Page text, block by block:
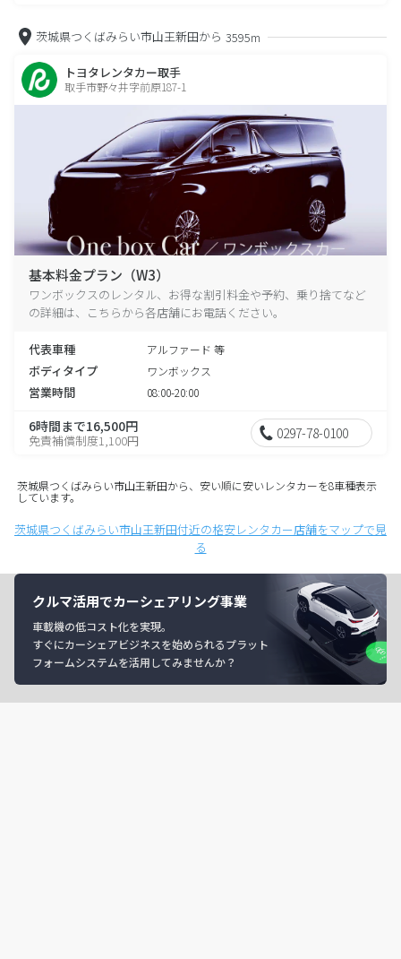
茨城県つくばみらい市山王新田から 3595m
トヨタレンタカー取手
取手市野々井字前原187-1
基本料金プラン（W3）
ワンボックスのレンタル、お得な割引料金や予約、乗り捨てなど
の詳細は、こちらから各店舗にお電話ください。
代表車種 アルファード 等
ボディタイプ ワンボックス
営業時間 08:00-20:00
6時間まで16,500円
免責補償制度1,100円 0297-78-0100
茨城県つくばみらい市山王新田から、安い順に安いレンタカーを8車種表示
しています。
茨城県つくばみらい市山王新田付近の格安レンタカー店舗をマップで見
る
クルマ活用でカーシェアリング事業
車載機の低コスト化を実現。
すぐにカーシェアビジネスを始められるプラット
フォームシステムを活用してみませんか？